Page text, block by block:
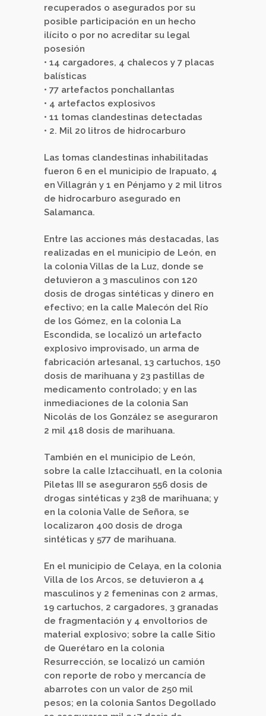
recuperados o asegurados por su
posible participación en un hecho
ilícito o por no acreditar su legal
posesión
• 14 cargadores, 4 chalecos y 7 placas
balísticas
• 77 artefactos ponchallantas
• 4 artefactos explosivos
• 11 tomas clandestinas detectadas
• 2. Mil 20 litros de hidrocarburo
Las tomas clandestinas inhabilitadas
fueron 6 en el municipio de Irapuato, 4
en Villagrán y 1 en Pénjamo y 2 mil litros
de hidrocarburo asegurado en
Salamanca.
Entre las acciones más destacadas, las
realizadas en el municipio de León, en
la colonia Villas de la Luz, donde se
detuvieron a 3 masculinos con 120
dosis de drogas sintéticas y dinero en
efectivo; en la calle Malecón del Río
de los Gómez, en la colonia La
Escondida, se localizó un artefacto
explosivo improvisado, un arma de
fabricación artesanal, 13 cartuchos, 150
dosis de marihuana y 23 pastillas de
medicamento controlado; y en las
inmediaciones de la colonia San
Nicolás de los González se aseguraron
2 mil 418 dosis de marihuana.
También en el municipio de León,
sobre la calle Iztaccihuatl, en la colonia
Piletas III se aseguraron 556 dosis de
drogas sintéticas y 238 de marihuana; y
en la colonia Valle de Señora, se
localizaron 400 dosis de droga
sintéticas y 577 de marihuana.
En el municipio de Celaya, en la colonia
Villa de los Arcos, se detuvieron a 4
masculinos y 2 femeninas con 2 armas,
19 cartuchos, 2 cargadores, 3 granadas
de fragmentación y 4 envoltorios de
material explosivo; sobre la calle Sitio
de Querétaro en la colonia
Resurrección, se localizó un camión
con reporte de robo y mercancía de
abarrotes con un valor de 250 mil
pesos; en la colonia Santos Degollado